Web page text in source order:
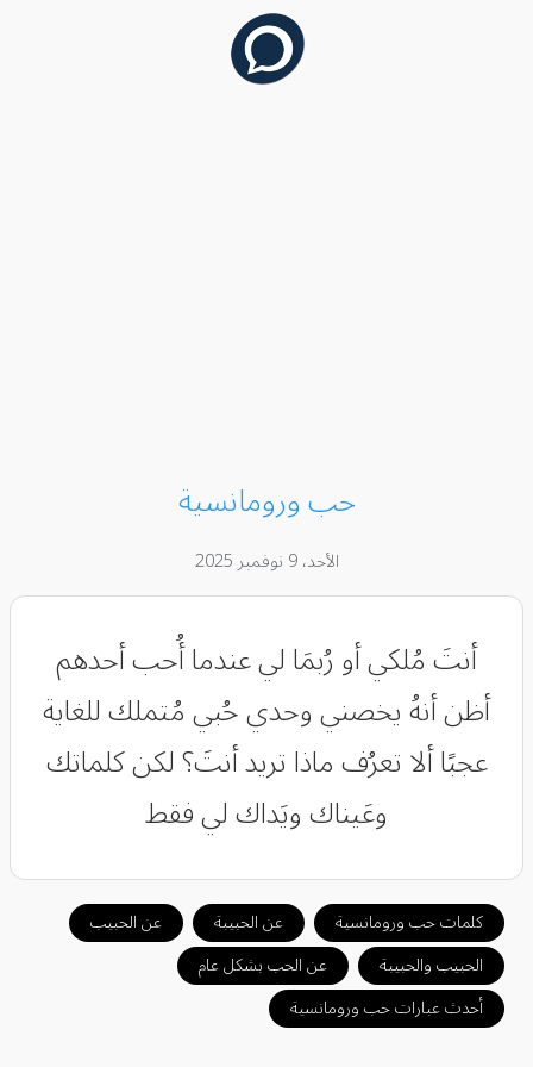
حب ورومانسية
الأحد، 9 نوفمبر 2025
أنتَ مُلكي أو رُبمَا لي عندما أُحب أحدهم
أظن أنهُ يخصني وحدي حُبي مُتملك للغاية
عجبًا ألا تعرُف ماذا تريد أنتَ؟ لكن كلماتك
وعَيناك ويَداك لي فقط
كلمات حب ورومانسية عن الحبيبة
عن الحبيب
الحبيب والحبيبة
عن الحب بشكل عام
أحدث عبارات حب ورومانسية